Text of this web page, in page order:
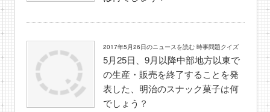
2017年5月26日のニュースを読む 時事問題クイズ
5月25日、9月以降中部地方以東で
の生産・販売を終了することを発
表した、明治のスナック菓子は何
でしょう？